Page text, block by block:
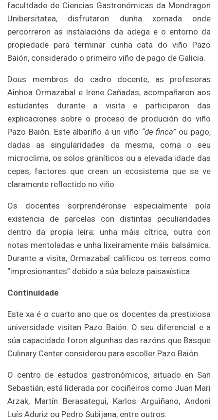
facultdade de Ciencias Gastronómicas da Mondragon
Unibersitatea, disfrutaron dunha xornada onde
percorreron as instalacións da adega e o entorno da
propiedade para terminar cunha cata do viño Pazo
Baión, considerado o primeiro viño de pago de Galicia.
Dous membros do cadro docente, as profesoras
Ainhoa Ormazabal e Irene Cañadas, acompañaron aos
estudantes durante a visita e participaron das
explicaciones sobre o proceso de produción do viño
Pazo Baión. Este albariño á un viño “de finca”ou pago,
dadas as singularidades da mesma, coma o seu
microclima, os solos graníticos ou a elevada idade das
cepas, factores que crean un ecosistema que se ve
claramente reflectido no viño.
Os docentes sorprendéronse especialmente pola
existencia de parcelas con distintas peculiaridades
dentro da propia leira: unha máis cítrica, outra con
notas mentoladas e unha lixeiramente máis balsámica.
Durante a visita, Ormazabal calificou os terreos como
“impresionantes” debido a súa beleza paisaxística.
Continuidade
Este xa é o cuarto ano que os docentes da prestixiosa
universidade visitan Pazo Baión. O seu diferencial e a
súa capacidade foron algunhas das razóns que Basque
Culinary Center considerou para escoller Pazo Baión.
O centro de estudos gastronómicos, situado en San
Sebastián, está liderada por cociñeiros como Juan Mari
Arzak, Martín Berasategui, Karlos Arguiñano, Andoni
Luís Aduriz ou Pedro Subijana, entre outros.